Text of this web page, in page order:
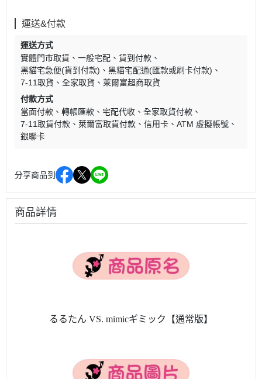
運送&付款
運送方式
實體門市取貨
一般宅配
貨到付款
黑貓宅急便(貨到付款)
黑貓宅配通(匯款或刷卡付款)
7-11取貨
全家取貨
萊爾富超商取貨
付款方式
當面付款
轉帳匯款 宅配代收
全家取貨付款
7-11取貨付款
萊爾富取貨付款 信用卡
ATM 虛擬帳號
銀聯卡
分享商品到
商品詳情
るるたん VS. mimicギミック【通常版】